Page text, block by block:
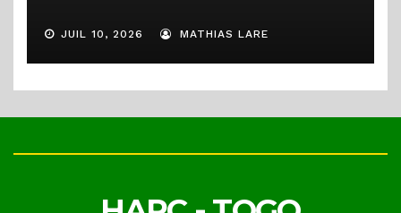
JUIL 10, 2026 MATHIAS LARE